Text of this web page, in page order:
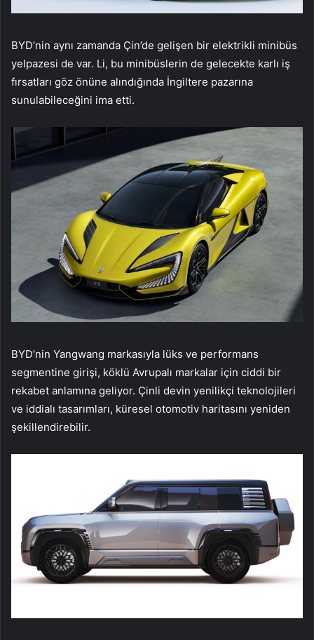
BYD’nin aynı zamanda Çin’de gelişen bir elektrikli minibüs
yelpazesi de var. Li, bu minibüslerin de gelecekte karlı iş
fırsatları göz önüne alındığında İngiltere pazarına
sunulabileceğini ima etti.
BYD’nin Yangwang markasıyla lüks ve performans
segmentine girişi, köklü Avrupalı markalar için ciddi bir
rekabet anlamına geliyor. Çinli devin yenilikçi teknolojileri
ve iddialı tasarımları, küresel otomotiv haritasını yeniden
şekillendirebilir.